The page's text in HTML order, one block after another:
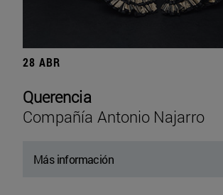
28 ABR
Querencia
Compañía Antonio Najarro
Más información